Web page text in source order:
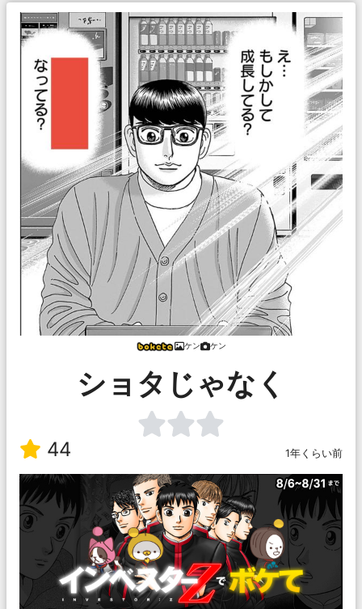
ケン ケン
ショタじゃなく
44 1年くらい前